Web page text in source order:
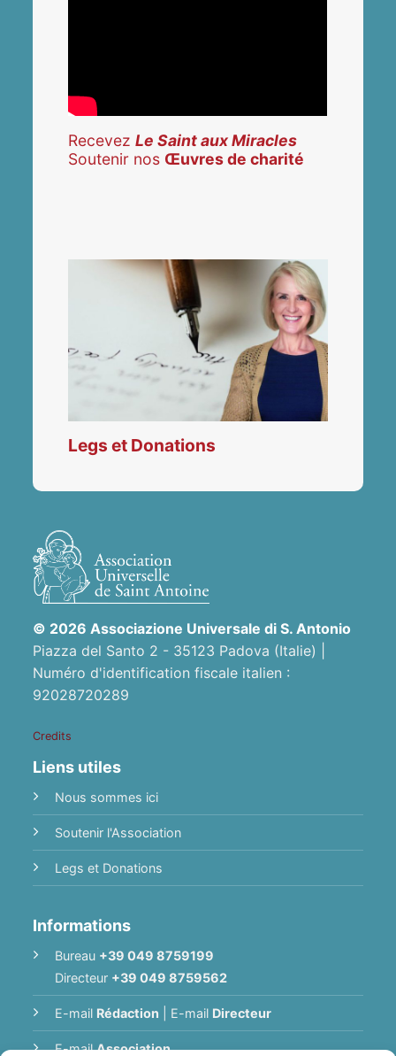
RecevezLe Saint aux Miracles
Soutenir nos Œuvres de charité
Legs et Donations
© 2026 Associazione Universale di S. Antonio
Piazza del Santo 2 - 35123 Padova (Italie) |
Numéro d'identification fiscale italien :
92028720289
Credits
Liens utiles
Nous sommes ici
Soutenir l'Association
Legs et Donations
Informations
Bureau +39 049 8759199
Directeur +39 049 8759562
E-mail Rédaction E-mail Directeur
E-mailAssociation